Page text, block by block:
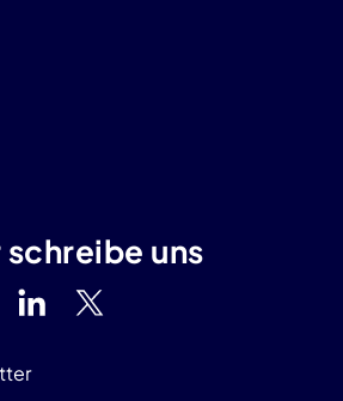
uns